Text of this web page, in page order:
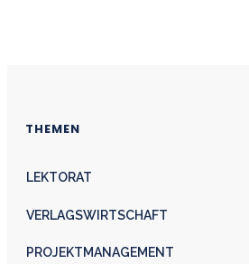
THEMEN
LEKTORAT
VERLAGSWIRTSCHAFT
PROJEKTMANAGEMENT